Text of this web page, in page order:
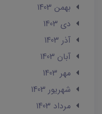
بهمن 1403
دی 1403
آذر 1403
آبان 1403
مهر 1403
شهریور 1403
مرداد 1403